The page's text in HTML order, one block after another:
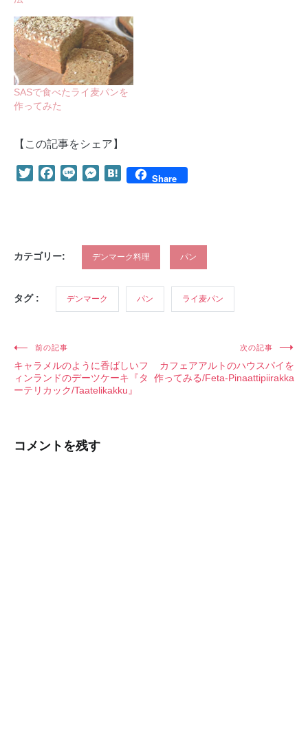
SASで食べたライ麦パンを
作ってみた
【この記事をシェア】
TwitterFacebook
Line Messenger
HatenaShare
カテゴリー: デンマーク料理 パン
タグ : デンマーク パン ライ麦パン
投
稿
ナ
ゲ
前の記事
キャラメルのように香ばしいフ
ィンランドのデーツケーキ『タ
ーテリカック/Taatelikakku』
次の記事
カフェアアルトのハウスパイを
作ってみる/Feta-Pinaattipiirakka
コメントを残す